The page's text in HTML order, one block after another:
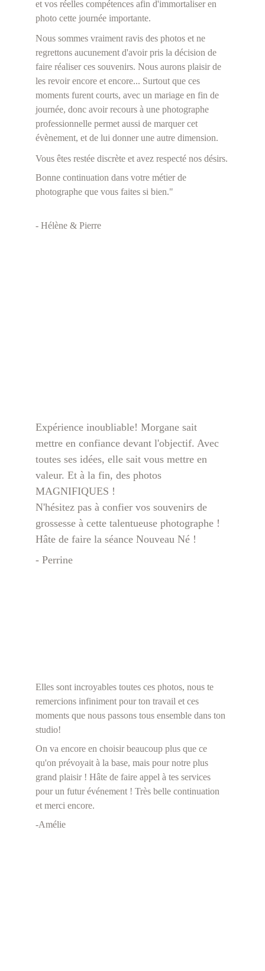
Expérience inoubliable! Morgane sait
mettre en confiance devant l'objectif. Avec
toutes ses idées, elle sait vous mettre en
valeur. Et à la fin, des photos
MAGNIFIQUES !
N'hésitez pas à confier vos souvenirs de
grossesse à cette talentueuse photographe !
Hâte de faire la séance Nouveau Né !
- Perrine
Elles sont incroyables toutes ces photos, nous te
remercions infiniment pour ton travail et ces
moments que nous passons tous ensemble dans ton
studio!
On va encore en choisir beaucoup plus que ce
qu'on prévoyait à la base, mais pour notre plus
grand plaisir ! Hâte de faire appel à tes services
pour un futur événement ! Très belle continuation
et merci encore.
-Amélie
et vos réelles compétences afin d'immortaliser en
photo cette journée importante.
Nous sommes vraiment ravis des photos et ne
regrettons aucunement d'avoir pris la décision de
faire réaliser ces souvenirs. Nous aurons plaisir de
les revoir encore et encore... Surtout que ces
moments furent courts, avec un mariage en fin de
journée, donc avoir recours à une photographe
professionnelle permet aussi de marquer cet
évènement, et de lui donner une autre dimension.
Vous êtes restée discrète et avez respecté nos désirs.
Bonne continuation dans votre métier de
photographe que vous faites si bien."
- Hélène & Pierre